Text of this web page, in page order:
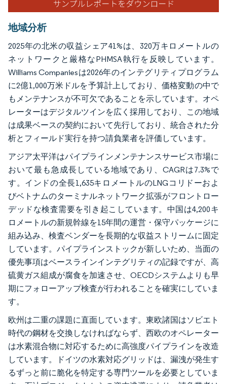
地域分析
2025年の北米の収益シェア41%は、320万キロメートルの
ネットワークと厳格なPHMSA執行を反映しています。
Williams Companiesは2026年のインテグリティプログラム
に2億1,000万米ドルを予算計上しており、価格変動の中で
もメンテナンスが不可欠であることを示しています。オペ
レーターはデジタルツインを広く採用しており、この地域
は成果ベースの契約において先行しており、統合された分
析とフィールド実行を持つ請負業者を評価しています。
アジア太平洋はパイプラインメンテナンスサービス市場に
おいて最も急成長している地域であり、CAGRは7.3%で
す。インドの全長1,635キロメートルのLNGコリドーおよ
びベトナムのターミナルネットワーク拡張がフロントロー
デッドな検査需要を引き起こしています。中国は4,200キ
ロメートルの新規幹線を15年間の運営・保守パッケージに
組み込み、検査ベンダーを長期的な収益ストリームに固定
しています。パイプラインストックが新しいため、当面の
優先事項はベースラインインテグリティの記録ですが、高
硫黄ガス組成が腐食を加速させ、OECDシステムよりも早
期にフォローアップ検査が行われることを確実にしていま
す。
欧州は二重の課題に直面しています。東欧諸国はソビエト
時代の鋼材を交換しなければならず、西欧のオペレーター
は水素混合物に対応するために高強度パイプラインを改造
しています。ドイツの水素対応グリッドは、漏洩が発生す
るずっと前に脆化を特定する専門ツールを必要としていま